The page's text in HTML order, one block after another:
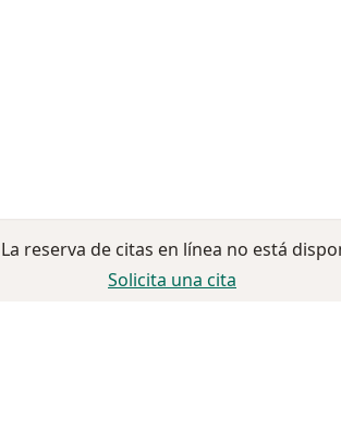
La reserva de citas en línea no está
Solicita una cita